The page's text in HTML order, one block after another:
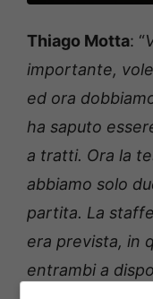
Thiago Motta: “
importante,
ed ora
ha saputo
a tratti. Ora la
abbiamo solo
partita. La
era prevista, in
entrambi a